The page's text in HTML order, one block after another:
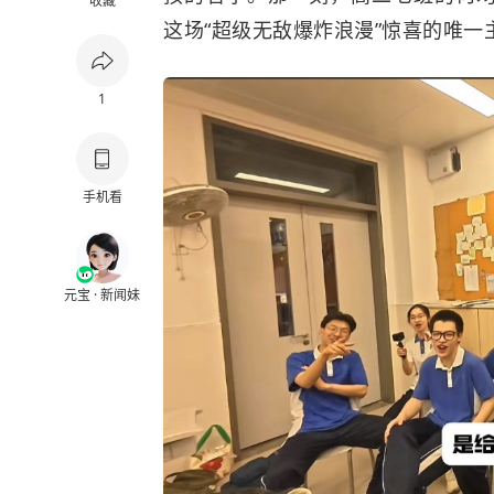
1
手机看
元宝 · 新闻妹
这场“超级无敌爆炸浪漫”惊喜的唯一